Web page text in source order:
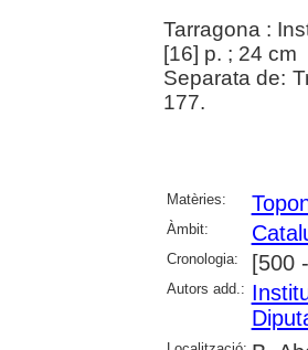
Tarragona :
[16] p. ; 24 cm
Separata de:
177.
Matèries:
Àmbit:
Cronologia: [500
Autors add.: